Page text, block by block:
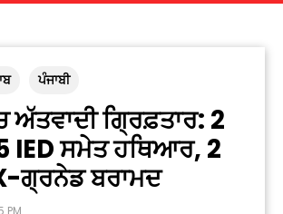
ਪੰਜਾਬੀ
ਅੱਤਵਾਦੀ ਗ੍ਰਿਫ਼ਤਾਰ: 2
IED ਸਮੇਤ ਹਥਿਆਰ, 2
ਗ੍ਰਨੇਡ ਬਰਾਮਦ